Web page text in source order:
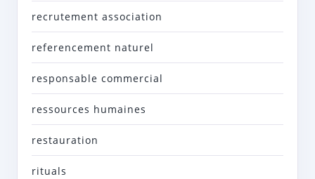
recrutement association
referencement naturel
responsable commercial
ressources humaines
restauration
rituals